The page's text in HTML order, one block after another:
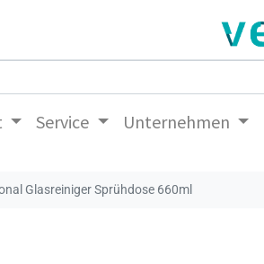
Service Unternehmen
Glasreiniger Sprühdose 660ml